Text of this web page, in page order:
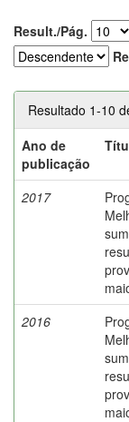
Result./Pág.
Resultado 1-10
Ano de
publicação
2017
2016